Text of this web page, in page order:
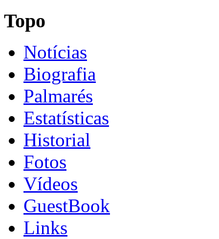
Topo
Notícias
Biografia
Palmarés
Estatísticas
Historial
Fotos
Vídeos
GuestBook
Links